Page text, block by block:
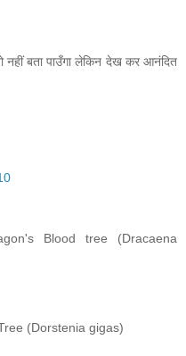
नहीं बता पाउँगा लेकिन देख कर आनंदित
Blood tree (Dracaena
(Dorstenia gigas)